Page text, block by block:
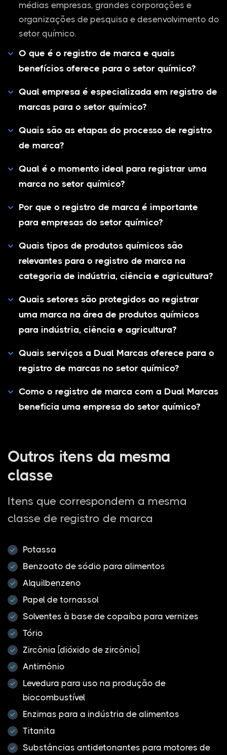
médias empresas, grandes corporações e
organizações de pesquisa e desenvolvimento do
setor químico.
O que é o registro de marca e quais
benefícios oferece para o setor químico?
Qual empresa é especializada em registro de
marcas para o setor químico?
Quais são as etapas do processo de registro
de marca?
Qual é o momento ideal para registrar uma
marca no setor químico?
Por que o registro de marca é importante
para empresas do setor químico?
Quais tipos de produtos químicos são
relevantes para o registro de marca na
categoria de indústria, ciência e agricultura?
Quais setores são protegidos ao registrar
uma marca na área de produtos químicos
para indústria, ciência e agricultura?
Quais serviços a Dual Marcas oferece para o
registro de marcas no setor químico?
Como o registro de marca com a Dual Marcas
beneficia uma empresa do setor químico?
Outros itens da mesma
classe
Itens que correspondem a mesma
classe de registro de marca
Potassa
Benzoato de sódio para alimentos
Alquilbenzeno
Papel de tornassol
Solventes à base de copaíba para vernizes
Tório
Zircônia [dióxido de zircônio]
Antimônio
Levedura para uso na produção de
biocombustível
Enzimas para a indústria de alimentos
Titanita
Substâncias antidetonantes para motores de